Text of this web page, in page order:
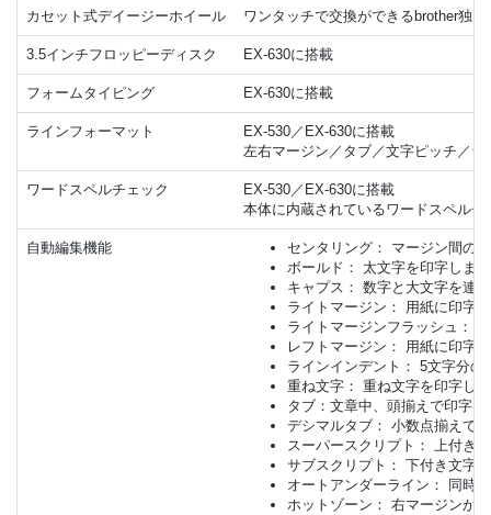
カセット式デイージーホイール ワンタッチで交換ができるbrother独
3.5インチフロッピーディスク EX-630に搭載
フォームタイピング EX-630に搭載
ラインフォーマット
EX-530／EX-630に搭載
左右マージン／タブ／文字ピッチ／
ワードスペルチェック
EX-530／EX-630に搭載
本体に内蔵されているワードスペル
自動編集機能
センタリング： マージン間の
ボールド： 太文字を印字しま
キャプス： 数字と大文字を連
ライトマージン： 用紙に印字
ライトマージンフラッシュ：
レフトマージン： 用紙に印字
ラインインデント： 5文字分の
重ね文字： 重ね文字を印字し
タブ：文章中、頭揃えで印字し
デシマルタブ： 小数点揃えで
スーパースクリプト： 上付き
サブスクリプト： 下付き文字
オートアンダーライン： 同時
ホットゾーン： 右マージンか